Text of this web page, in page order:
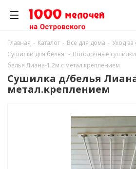
Главная - Каталог - Все для дома - Уход
Сушилки для белья - Потолочные
белья Лиана-1,2м с метал.креплением
Сушилка д/белья
метал.креплением